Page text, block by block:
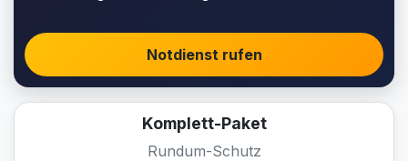
Notdienst rufen
Komplett-Paket
Rundum-Schutz